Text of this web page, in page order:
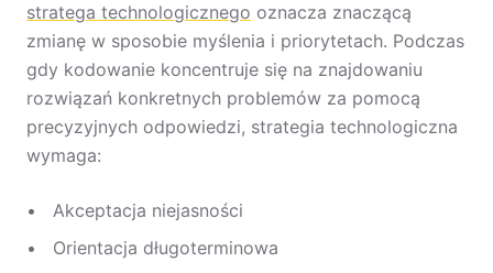
stratega technologicznego oznacza znaczącą
zmianę w sposobie myślenia i priorytetach. Podczas
gdy kodowanie koncentruje się na znajdowaniu
rozwiązań konkretnych problemów za pomocą
precyzyjnych odpowiedzi, strategia technologiczna
wymaga:
Akceptacja niejasności
Orientacja długoterminowa